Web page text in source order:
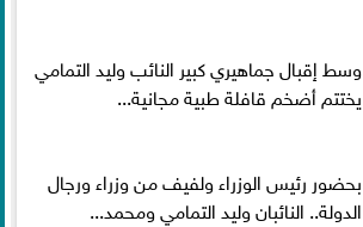
وسط إقبال جماهيري كبير النائب وليد التمامي
يختتم أضخم قافلة طبية مجانية...
بحضور رئيس الوزراء ولفيف من وزراء ورجال
الدولة.. النائبان وليد التمامي ومحمد...